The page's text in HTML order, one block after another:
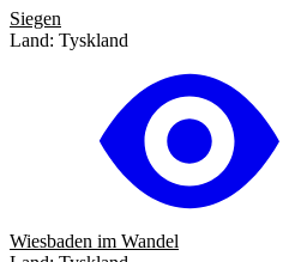
Siegen
Land: Tyskland
Wiesbaden im Wandel